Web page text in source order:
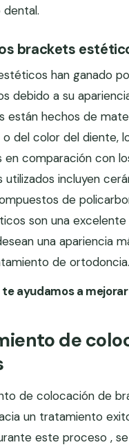
brackets
han ganado
debido a su
están hechos de
del color del diente,
en comparación con
utilizados incluyen
de
son una
una apariencia
de ortodoncia.
te ayudamos a
de
de colocación de
un tratamiento
este proceso ,